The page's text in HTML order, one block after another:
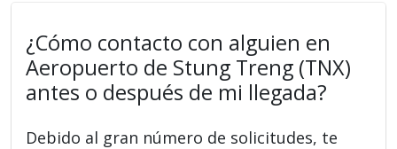
¿Cómo contacto con alguien en
Aeropuerto de Stung Treng (TNX)
antes o después de mi llegada?
Debido al gran número de solicitudes, te